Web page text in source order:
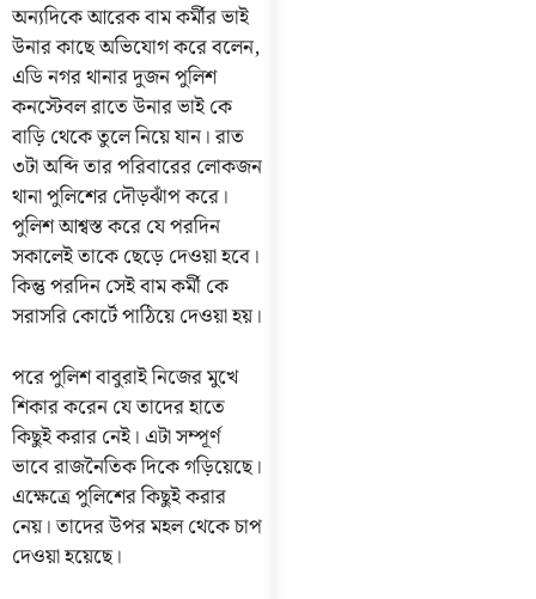
অন্যদিকে আরেক বাম কর্মীর ভাই
উনার কাছে অভিযোগ করে বলেন,
এডি নগর থানার দুজন পুলিশ
কনস্টেবল রাতে উনার ভাই কে
বাড়ি থেকে তুলে নিয়ে যান। রাত
৩টা অব্দি তার পরিবারের লোকজন
থানা পুলিশের দৌড়ঝাঁপ করে।
পুলিশ আশ্বস্ত করে যে পরদিন
সকালেই তাকে ছেড়ে দেওয়া হবে।
কিন্তু পরদিন সেই বাম কর্মী কে
সরাসরি কোর্টে পাঠিয়ে দেওয়া হয়।
পরে পুলিশ বাবুরাই নিজের মুখে
শিকার করেন যে তাদের হাতে
কিছুই করার নেই। এটা সম্পূর্ণ
ভাবে রাজনৈতিক দিকে গড়িয়েছে।
এক্ষেত্রে পুলিশের কিছুই করার
নেয়। তাদের উপর মহল থেকে চাপ
দেওয়া হয়েছে।